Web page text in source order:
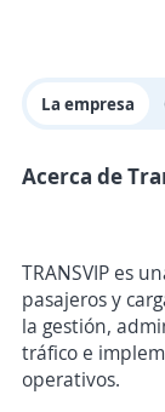
La empresa
Acerca de
TRANSVIP es
pasajeros y
la gestión,
tráfico e
operativos.